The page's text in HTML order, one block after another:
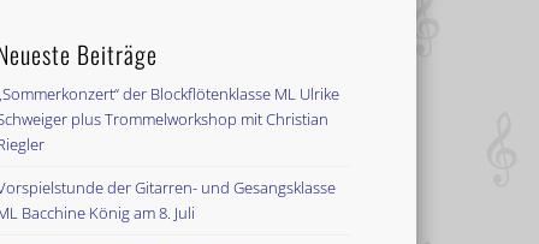
Beiträge
der Blockflötenklasse ML Ulrike
plus Trommelworkshop mit Christian
der Gitarren- und Gesangsklasse
Bacchine König am 8. Juli